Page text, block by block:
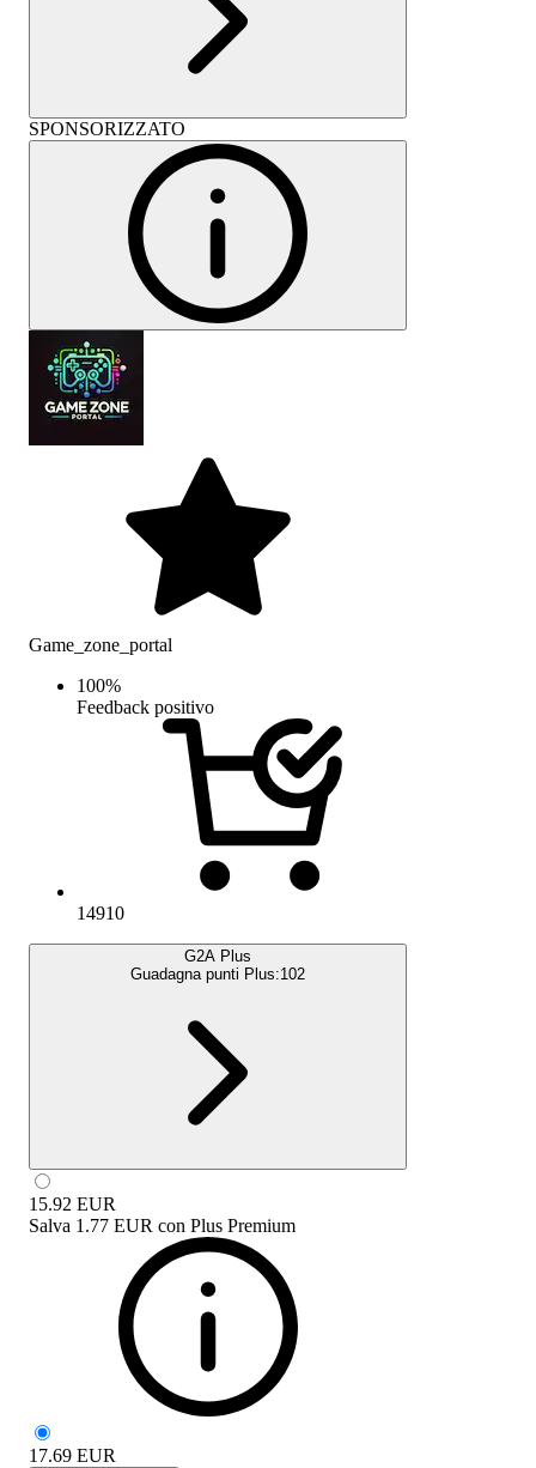
SPONSORIZZATO
Game_zone_portal
100%
Feedback positivo
14910
G2A Plus
Guadagna punti Plus:102
15.92 EUR
Salva 1.77 EUR con Plus Premium
17.69 EUR